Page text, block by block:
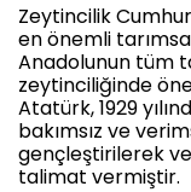
Zeytincilik
en önemli
Anadolunun tüm
zeytinciliğinde
Atatürk, 1929
bakımsız ve
gençleştirilerek
talimat vermiştir.